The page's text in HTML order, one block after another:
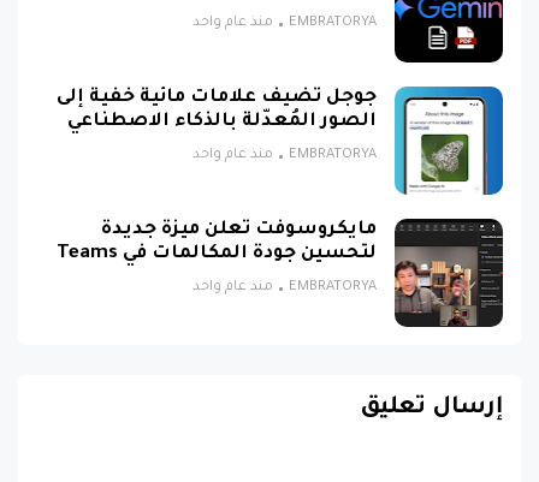
EMBRATORYA منذ عام واحد
جوجل تضيف علامات مائية خفية إلى
الصور المُعدّلة بالذكاء الاصطناعي
EMBRATORYA منذ عام واحد
مايكروسوفت تعلن ميزة جديدة
لتحسين جودة المكالمات في Teams
EMBRATORYA منذ عام واحد
إرسال تعليق